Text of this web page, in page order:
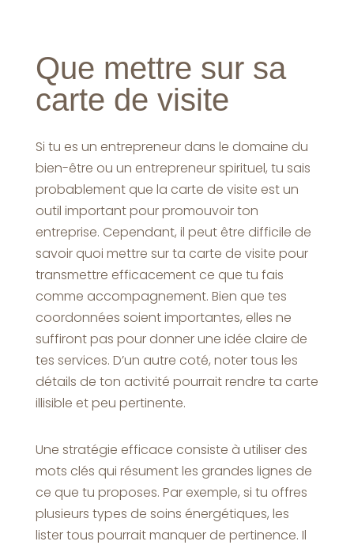
Que mettre sur sa
carte de visite
Si tu es un entrepreneur dans le domaine du
bien-être ou un entrepreneur spirituel, tu sais
probablement que la carte de visite est un
outil important pour promouvoir ton
entreprise. Cependant, il peut être difficile de
savoir quoi mettre sur ta carte de visite pour
transmettre efficacement ce que tu fais
comme accompagnement. Bien que tes
coordonnées soient importantes, elles ne
suffiront pas pour donner une idée claire de
tes services. D’un autre coté, noter tous les
détails de ton activité pourrait rendre ta carte
illisible et peu pertinente.
Une stratégie efficace consiste à utiliser des
mots clés qui résument les grandes lignes de
ce que tu proposes. Par exemple, si tu offres
plusieurs types de soins énergétiques, les
lister tous pourrait manquer de pertinence. Il